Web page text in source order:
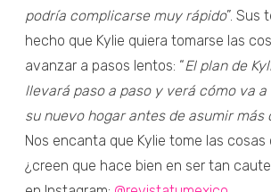
podría complicarse muy rápido”. Sus
hecho que Kylie quiera tomarse las
avanzar a pasos lentos: “El plan de
llevará paso a paso y verá cómo va
su nuevo hogar antes de asumir más
Nos encanta que Kylie tome las cosas
¿creen que hace bien en ser tan